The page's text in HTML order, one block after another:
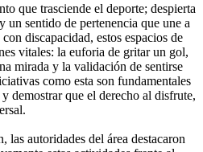
que trasciende el deporte; despierta
sentido de pertenencia que une a
discapacidad, estos espacios de
vitales: la euforia de gritar un gol,
mirada y la validación de sentirse
como esta son fundamentales
demostrar que el derecho al disfrute,
las autoridades del área destacaron